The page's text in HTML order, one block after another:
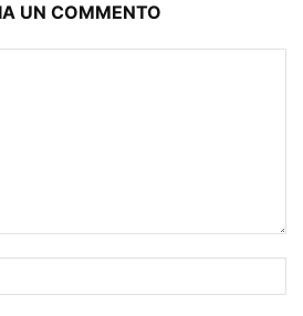
UN COMMENTO